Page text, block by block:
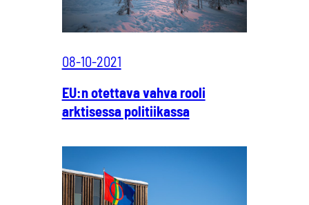
08-10-2021
EU:n otettava vahva rooli
arktisessa politiikassa